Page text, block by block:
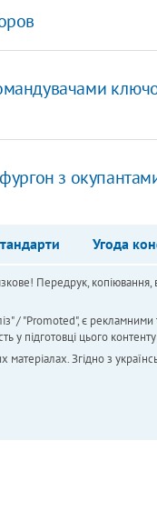
з
Угода
Передрук,
/ "Promoted", є
цього контенту
Згідно з